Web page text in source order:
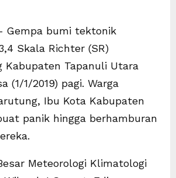
Gempa bumi tektonik
Skala Richter (SR)
Kabupaten Tapanuli Utara
(1/1/2019) pagi. Warga
Ibu Kota Kabupaten
panik hingga berhamburan
Meteorologi Klimatologi